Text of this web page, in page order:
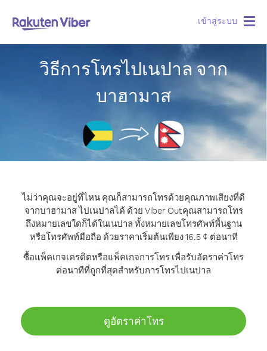
เข้าสู่ระบบ
วิธีการโทรไปเนปาล จาก
บาฮามาส
ไม่ว่าคุณจะอยู่ที่ไหน คุณก็สามารถโทรด้วยคุณภาพเสียงที่ดี
จากบาฮามาส ไปเนปาลได้ ด้วย Viber Outคุณสามารถโทร
ถึงหมายเลขใดก็ได้ในเนปาล ทั้งหมายเลขโทรศัพท์พื้นฐาน
หรือโทรศัพท์มือถือ ด้วยราคาเริ่มต้นเพียง 16.5 ¢ ต่อนาที
ซื้อแพ็คเกจเครดิตหรือแพ็คเกจการโทร เพื่อรับอัตราค่าโทร
ต่อนาทีที่ถูกที่สุดสำหรับการโทรไปเนปาล
ดูอัตราค่าโทร